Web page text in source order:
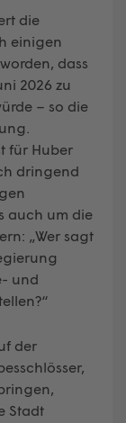
die
einigen
dass
2026 zu
– so die
für Huber
dringend
auch um die
„Wer sagt
und
der
Stadt